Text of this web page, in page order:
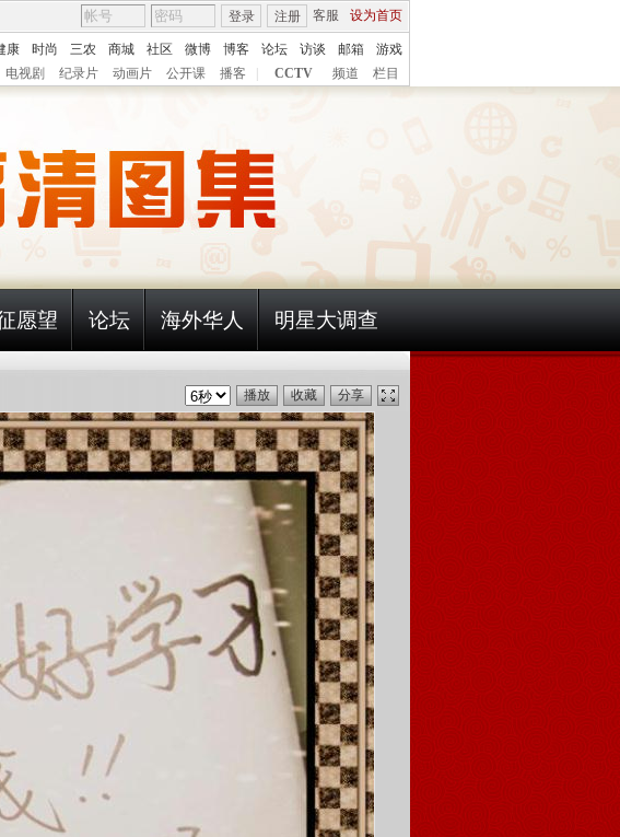
客服 设为首页
登录 注册
康 时尚 三农 商城 社区 微博 博客 论坛 访谈 邮箱
游戏
电视剧 纪录片 动画片 公开课 播客 CCTV 频道 栏目
愿望 论坛 海外华人 明星大调查
播放 收藏 分享